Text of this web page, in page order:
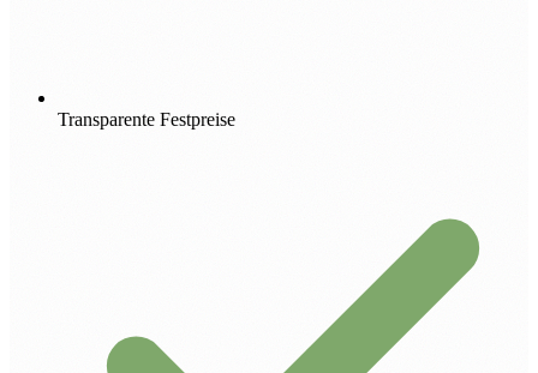
Transparente Festpreise